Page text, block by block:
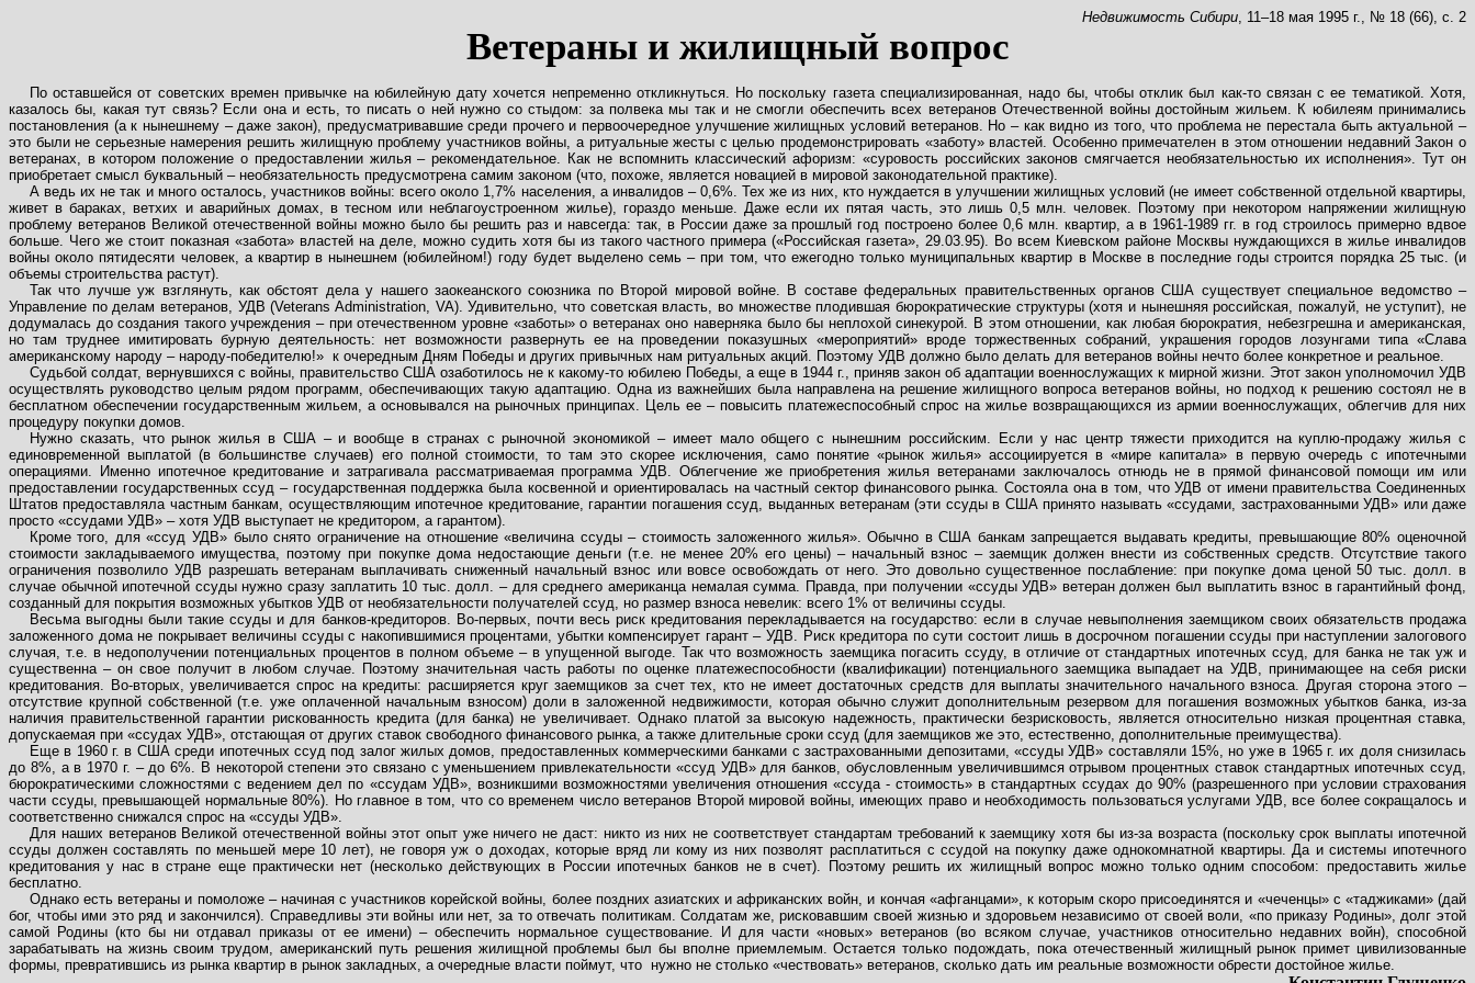
Недвижимость Сибири, 11–18 мая 1995 г., № 18 (66), с. 2
Ветераны и жилищный вопрос
По оставшейся от советских времен привычке на юбилейную дату хочется непременно откликнуться. Но поскольку газета специализированная, надо бы, чтобы отклик был как-то связан с ее тематикой. Хотя,
казалось бы, какая тут связь? Если она и есть, то писать о ней нужно со стыдом: за полвека мы так и не смогли обеспечить всех ветеранов Отечественной войны достойным жильем. К юбилеям принимались
постановления (а к нынешнему – даже закон), предусматривавшие среди прочего и первоочередное улучшение жилищных условий ветеранов. Но – как видно из того, что проблема не перестала быть актуальной –
это были не серьезные намерения решить жилищную проблему участников войны, а ритуальные жесты с целью продемонстрировать «заботу» властей. Особенно примечателен в этом отношении недавний Закон о
ветеранах, в котором положение о предоставлении жилья – рекомендательное. Как не вспомнить классический афоризм: «суровость российских законов смягчается необязательностью их исполнения». Тут он
приобретает смысл буквальный – необязательность предусмотрена самим законом (что, похоже, является новацией в мировой законодательной практике).
А ведь их не так и много осталось, участников войны: всего около 1,7% населения, а инвалидов – 0,6%. Тех же из них, кто нуждается в улучшении жилищных условий (не имеет собственной отдельной квартиры,
живет в бараках, ветхих и аварийных домах, в тесном или неблагоустроенном жилье), гораздо меньше. Даже если их пятая часть, это лишь 0,5 млн. человек. Поэтому при некотором напряжении жилищную
проблему ветеранов Великой отечественной войны можно было бы решить раз и навсегда: так, в России даже за прошлый год построено более 0,6 млн. квартир, а в 1961-1989 гг. в год строилось примерно вдвое
больше. Чего же стоит показная «забота» властей на деле, можно судить хотя бы из такого частного примера («Российская газета», 29.03.95). Во всем Киевском районе Москвы нуждающихся в жилье инвалидов
войны около пятидесяти человек, а квартир в нынешнем (юбилейном!) году будет выделено семь – при том, что ежегодно только муниципальных квартир в Москве в последние годы строится порядка 25 тыс. (и
объемы строительства растут).
Так что лучше уж взглянуть, как обстоят дела у нашего заокеанского союзника по Второй мировой войне. В составе федеральных правительственных органов США существует специальное ведомство –
Управление по делам ветеранов, УДВ (Veterans Administration, VA). Удивительно, что советская власть, во множестве плодившая бюрократические структуры (хотя и нынешняя российская, пожалуй, не уступит), не
додумалась до создания такого учреждения – при отечественном уровне «заботы» о ветеранах оно наверняка было бы неплохой синекурой. В этом отношении, как любая бюрократия, небезгрешна и американская,
но там труднее имитировать бурную деятельность: нет возможности развернуть ее на проведении показушных «мероприятий» вроде торжественных собраний, украшения городов лозунгами типа «Слава
американскому народу – народу-победителю!» к очередным Дням Победы и других привычных нам ритуальных акций. Поэтому УДВ должно было делать для ветеранов войны нечто более конкретное и реальное.
Судьбой солдат, вернувшихся с войны, правительство США озаботилось не к какому-то юбилею Победы, а еще в 1944 г., приняв закон об адаптации военнослужащих к мирной жизни. Этот закон уполномочил УДВ
осуществлять руководство целым рядом программ, обеспечивающих такую адаптацию. Одна из важнейших была направлена на решение жилищного вопроса ветеранов войны, но подход к решению состоял не в
бесплатном обеспечении государственным жильем, а основывался на рыночных принципах. Цель ее – повысить платежеспособный спрос на жилье возвращающихся из армии военнослужащих, облегчив для них
процедуру покупки домов.
Нужно сказать, что рынок жилья в США – и вообще в странах с рыночной экономикой – имеет мало общего с нынешним российским. Если у нас центр тяжести приходится на куплю-продажу жилья с
единовременной выплатой (в большинстве случаев) его полной стоимости, то там это скорее исключения, само понятие «рынок жилья» ассоциируется в «мире капитала» в первую очередь с ипотечными
операциями. Именно ипотечное кредитование и затрагивала рассматриваемая программа УДВ. Облегчение же приобретения жилья ветеранами заключалось отнюдь не в прямой финансовой помощи им или
предоставлении государственных ссуд – государственная поддержка была косвенной и ориентировалась на частный сектор финансового рынка. Состояла она в том, что УДВ от имени правительства Соединенных
Штатов предоставляла частным банкам, осуществляющим ипотечное кредитование, гарантии погашения ссуд, выданных ветеранам (эти ссуды в США принято называть «ссудами, застрахованными УДВ» или даже
просто «ссудами УДВ» – хотя УДВ выступает не кредитором, а гарантом).
Кроме того, для «ссуд УДВ» было снято ограничение на отношение «величина ссуды – стоимость заложенного жилья». Обычно в США банкам запрещается выдавать кредиты, превышающие 80% оценочной
стоимости закладываемого имущества, поэтому при покупке дома недостающие деньги (т.е. не менее 20% его цены) – начальный взнос – заемщик должен внести из собственных средств. Отсутствие такого
ограничения позволило УДВ разрешать ветеранам выплачивать сниженный начальный взнос или вовсе освобождать от него. Это довольно существенное послабление: при покупке дома ценой 50 тыс. долл. в
случае обычной ипотечной ссуды нужно сразу заплатить 10 тыс. долл. – для среднего американца немалая сумма. Правда, при получении «ссуды УДВ» ветеран должен был выплатить взнос в гарантийный фонд,
созданный для покрытия возможных убытков УДВ от необязательности получателей ссуд, но размер взноса невелик: всего 1% от величины ссуды.
Весьма выгодны были такие ссуды и для банков-кредиторов. Во-первых, почти весь риск кредитования перекладывается на государство: если в случае невыполнения заемщиком своих обязательств продажа
заложенного дома не покрывает величины ссуды с накопившимися процентами, убытки компенсирует гарант – УДВ. Риск кредитора по сути состоит лишь в досрочном погашении ссуды при наступлении залогового
случая, т.е. в недополучении потенциальных процентов в полном объеме – в упущенной выгоде. Так что возможность заемщика погасить ссуду, в отличие от стандартных ипотечных ссуд, для банка не так уж и
существенна – он свое получит в любом случае. Поэтому значительная часть работы по оценке платежеспособности (квалификации) потенциального заемщика выпадает на УДВ, принимающее на себя риски
кредитования. Во-вторых, увеличивается спрос на кредиты: расширяется круг заемщиков за счет тех, кто не имеет достаточных средств для выплаты значительного начального взноса. Другая сторона этого –
отсутствие крупной собственной (т.е. уже оплаченной начальным взносом) доли в заложенной недвижимости, которая обычно служит дополнительным резервом для погашения возможных убытков банка, из-за
наличия правительственной гарантии рискованность кредита (для банка) не увеличивает. Однако платой за высокую надежность, практически безрисковость, является относительно низкая процентная ставка,
допускаемая при «ссудах УДВ», отстающая от других ставок свободного финансового рынка, а также длительные сроки ссуд (для заемщиков же это, естественно, дополнительные преимущества).
Еще в 1960 г. в США среди ипотечных ссуд под залог жилых домов, предоставленных коммерческими банками с застрахованными депозитами, «ссуды УДВ» составляли 15%, но уже в 1965 г. их доля снизилась
до 8%, а в 1970 г. – до 6%. В некоторой степени это связано с уменьшением привлекательности «ссуд УДВ» для банков, обусловленным увеличившимся отрывом процентных ставок стандартных ипотечных ссуд,
бюрократическими сложностями с ведением дел по «ссудам УДВ», возникшими возможностями увеличения отношения «ссуда - стоимость» в стандартных ссудах до 90% (разрешенного при условии страхования
части ссуды, превышающей нормальные 80%). Но главное в том, что со временем число ветеранов Второй мировой войны, имеющих право и необходимость пользоваться услугами УДВ, все более сокращалось и
соответственно снижался спрос на «ссуды УДВ».
Для наших ветеранов Великой отечественной войны этот опыт уже ничего не даст: никто из них не соответствует стандартам требований к заемщику хотя бы из-за возраста (поскольку срок выплаты ипотечной
ссуды должен составлять по меньшей мере 10 лет), не говоря уж о доходах, которые вряд ли кому из них позволят расплатиться с ссудой на покупку даже однокомнатной квартиры. Да и системы ипотечного
кредитования у нас в стране еще практически нет (несколько действующих в России ипотечных банков не в счет). Поэтому решить их жилищный вопрос можно только одним способом: предоставить жилье
бесплатно.
Однако есть ветераны и помоложе – начиная с участников корейской войны, более поздних азиатских и африканских войн, и кончая «афганцами», к которым скоро присоединятся и «чеченцы» с «таджиками» (дай
бог, чтобы ими это ряд и закончился). Справедливы эти войны или нет, за то отвечать политикам. Солдатам же, рисковавшим своей жизнью и здоровьем независимо от своей воли, «по приказу Родины», долг этой
самой Родины (кто бы ни отдавал приказы от ее имени) – обеспечить нормальное существование. И для части «новых» ветеранов (во всяком случае, участников относительно недавних войн), способной
зарабатывать на жизнь своим трудом, американский путь решения жилищной проблемы был бы вполне приемлемым. Остается только подождать, пока отечественный жилищный рынок примет цивилизованные
формы, превратившись из рынка квартир в рынок закладных, а очередные власти поймут, что нужно не столько «чествовать» ветеранов, сколько дать им реальные возможности обрести достойное жилье.